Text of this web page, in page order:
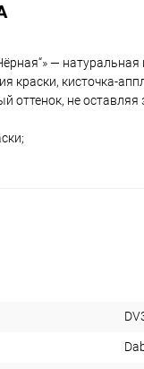
—
краски, кисточка-
оттенок, не